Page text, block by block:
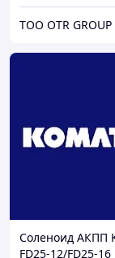
Соленоид АКПП
FD25-12/FD25-16